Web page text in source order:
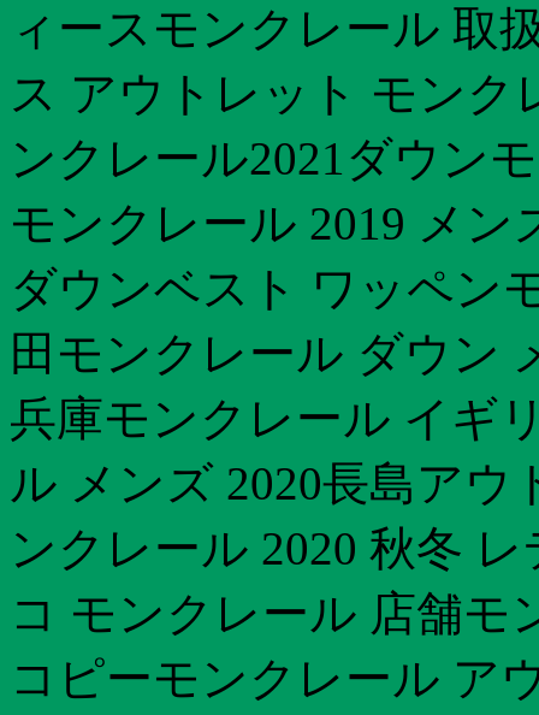
ィースモンクレール 取
ス アウトレット モン
ンクレール2021ダウン
モンクレール 2019 メ
ダウンベスト ワッペン
田モンクレール ダウン
兵庫モンクレール イギ
ル メンズ 2020長島ア
ンクレール 2020 秋冬
コ モンクレール 店舗
コピーモンクレール ア